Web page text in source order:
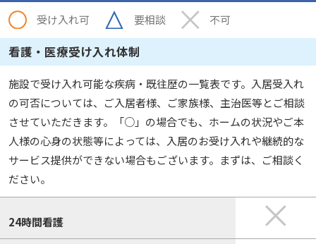
受け入れ可 要相談 不可
看護・医療受け入れ体制
施設で受け入れ可能な疾病・既往歴の一覧表です。入居受入れ
の可否については、ご入居者様、ご家族様、主治医等とご相談
させていただきます。「○」の場合でも、ホームの状況やご本
人様の心身の状態等によっては、入居のお受け入れや継続的な
サービス提供ができない場合もございます。まずは、ご相談く
ださい。
24時間看護